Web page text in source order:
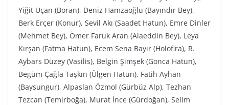
Yiğit Uçan (Boran), Deniz Hamzaoğlu (Bayındır Bey),
Berk Erçer (Konur), Sevil Akı (Saadet Hatun), Emre Dinler
(Mehmet Bey), Ömer Faruk Aran (Alaeddin Bey), Leya
Kırşan (Fatma Hatun), Ecem Sena Bayır (Holofira), R.
Aybars Düzey (Vasilis), Belgin Şimşek (Gonca Hatun),
Begüm Çağla Taşkın (Ülgen Hatun), Fatih Ayhan
(Baysungur), Alpaslan Özmol (Gürbüz Alp), Tezhan
Tezcan (Temirboğa), Murat İnce (Gürdoğan), Selim